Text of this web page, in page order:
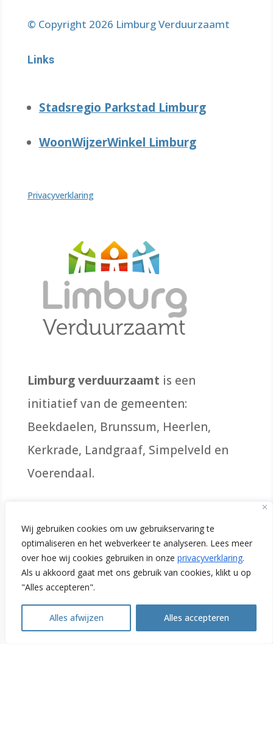
Wij gebruiken cookies om uw gebruikservaring te
optimaliseren en het webverkeer te analyseren. Lees meer
over hoe wij cookies gebruiken in onze privacyverklaring.
Als u akkoord gaat met ons gebruik van cookies, klikt u op
"Alles accepteren".
Alles afwijzen Alles accepteren
© Copyright 2026 Limburg Verduurzaamt
Links
Stadsregio Parkstad Limburg
WoonWijzerWinkel Limburg
Privacyverklaring
Limburg verduurzaamt is een
initiatief van de gemeenten:
Beekdaelen, Brunssum, Heerlen,
Kerkrade, Landgraaf, Simpelveld en
Voerendaal.
Initiatiefnemers
Open